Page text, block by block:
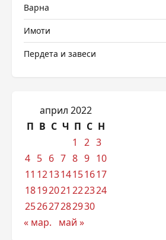
Варна
Имоти
Пердета и завеси
април 2022
П В С Ч П С Н
1
2 3
4 5 6 7 8 9 10
11 121314151617
18192021 222324
252627282930
« мар.
май »